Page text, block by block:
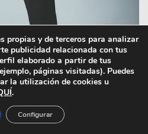
propias y de terceros para analizar
publicidad relacionada con tus
elaborado a partir de tus
páginas visitadas). Puedes
la utilización de cookies u
.
Configurar